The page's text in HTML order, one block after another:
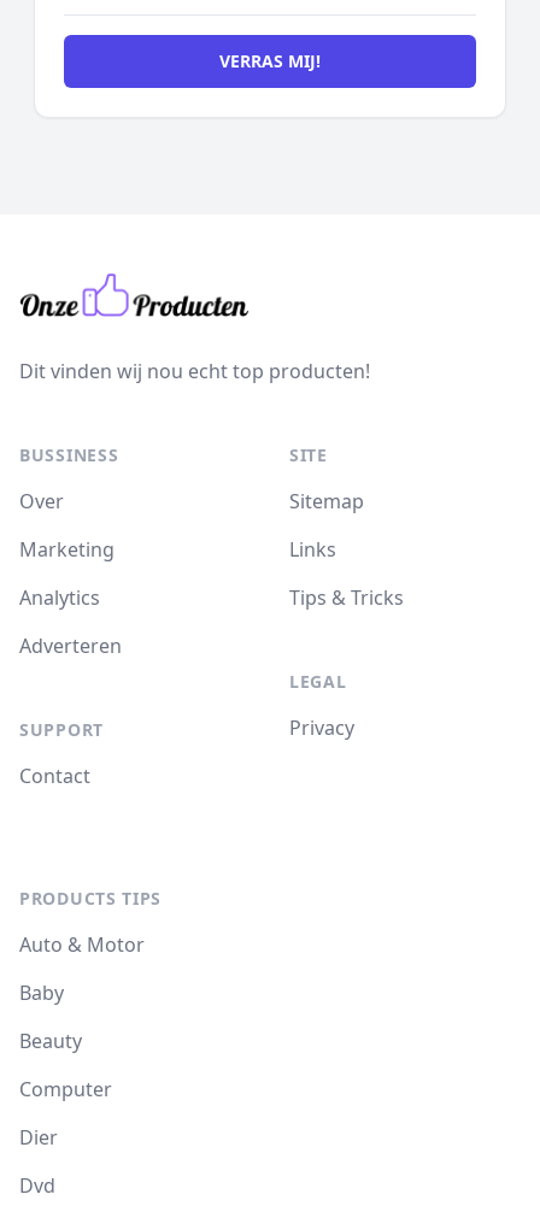
VERRAS MIJ!
Dit vinden wij nou echt top producten!
BUSSINESS
Over
Marketing
Analytics
Adverteren
SUPPORT
Contact
SITE
Sitemap
Links
Tips & Tricks
LEGAL
Privacy
PRODUCTS TIPS
Auto & Motor
Baby
Beauty
Computer
Dier
Dvd